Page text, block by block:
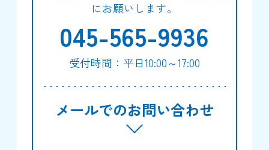
にお願いします。
045-565-9936
受付時間：平日10:00～17:00
メールでのお問い合わせ